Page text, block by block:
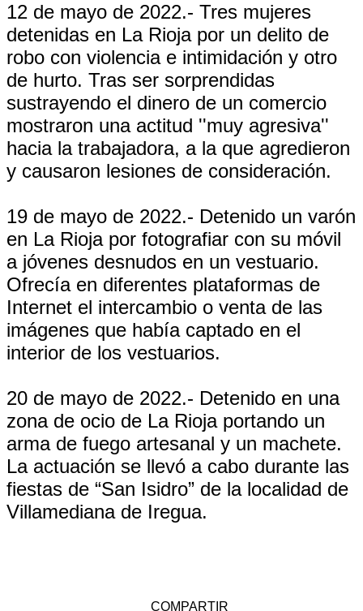
12 de mayo de 2022.- Tres mujeres
detenidas en La Rioja por un delito de
robo con violencia e intimidación y otro
de hurto. Tras ser sorprendidas
sustrayendo el dinero de un comercio
mostraron una actitud ''muy agresiva''
hacia la trabajadora, a la que agredieron
y causaron lesiones de consideración.
19 de mayo de 2022.- Detenido un varón
en La Rioja por fotografiar con su móvil
a jóvenes desnudos en un vestuario.
Ofrecía en diferentes plataformas de
Internet el intercambio o venta de las
imágenes que había captado en el
interior de los vestuarios.
20 de mayo de 2022.- Detenido en una
zona de ocio de La Rioja portando un
arma de fuego artesanal y un machete.
La actuación se llevó a cabo durante las
fiestas de “San Isidro” de la localidad de
Villamediana de Iregua.
COMPARTIR